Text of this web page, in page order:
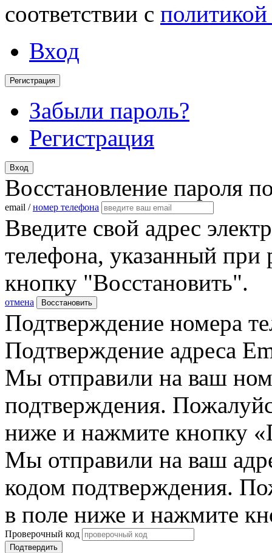
соответствии с
Вход
Регистрация
Забыли пароль?
Регистрация
Вход
Восстановление пароля
email /номер телефона
Введите свой адрес
телефона, указанный при
кнопку "Восстановить".
отмена Восстановить
Подтверждение номера
Подтверждение адреса
Мы отправили на ваш
подтверждения.
ниже и нажмите кнопку
Мы отправили на ваш
кодом подтверждения.
в поле ниже и нажмите
Проверочный код
Подтвердить